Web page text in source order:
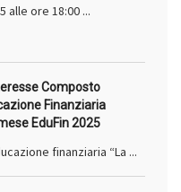
alle ore 18:00 ...
Composto
Finanziaria
EduFin 2025
finanziaria “La ...